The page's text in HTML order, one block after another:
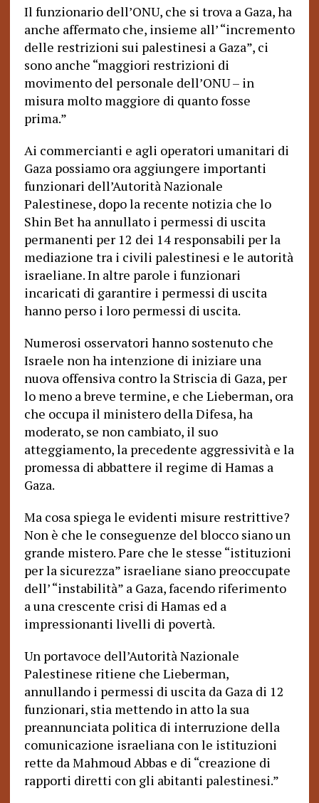
Il funzionario dell’ONU, che si trova a Gaza, ha
anche affermato che, insieme all’ “incremento
delle restrizioni sui palestinesi a Gaza”, ci
sono anche “maggiori restrizioni di
movimento del personale dell’ONU – in
misura molto maggiore di quanto fosse
prima.”
Ai commercianti e agli operatori umanitari di
Gaza possiamo ora aggiungere importanti
funzionari dell’Autorità Nazionale
Palestinese, dopo la recente notizia che lo
Shin Bet ha annullato i permessi di uscita
permanenti per 12 dei 14 responsabili per la
mediazione tra i civili palestinesi e le autorità
israeliane. In altre parole i funzionari
incaricati di garantire i permessi di uscita
hanno perso i loro permessi di uscita.
Numerosi osservatori hanno sostenuto che
Israele non ha intenzione di iniziare una
nuova offensiva contro la Striscia di Gaza, per
lo meno a breve termine, e che Lieberman, ora
che occupa il ministero della Difesa, ha
moderato, se non cambiato, il suo
atteggiamento, la precedente aggressività e la
promessa di abbattere il regime di Hamas a
Gaza.
Ma cosa spiega le evidenti misure restrittive?
Non è che le conseguenze del blocco siano un
grande mistero. Pare che le stesse “istituzioni
per la sicurezza” israeliane siano preoccupate
dell’ “instabilità” a Gaza, facendo riferimento
a una crescente crisi di Hamas ed a
impressionanti livelli di povertà.
Un portavoce dell’Autorità Nazionale
Palestinese ritiene che Lieberman,
annullando i permessi di uscita da Gaza di 12
funzionari, stia mettendo in atto la sua
preannunciata politica di interruzione della
comunicazione israeliana con le istituzioni
rette da Mahmoud Abbas e di “creazione di
rapporti diretti con gli abitanti palestinesi.”